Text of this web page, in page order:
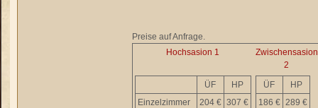
Preise auf Anfrage.
Hochsasion 1
Zwischensasion
2
ÜF
HP
Einzelzimmer
204 € 307 €
ÜF
HP
186 € 289 €